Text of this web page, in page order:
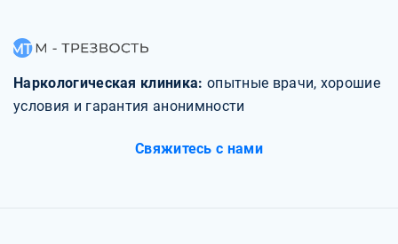
Наркологическая клиника: опытные врачи, хорошие
условия и гарантия анонимности
Свяжитесь с нами